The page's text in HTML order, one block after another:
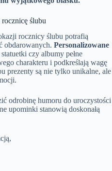
ślubu
rocznicy ślubu potrafią
obdarowanych. Personalizowane
czy albumy pełne
charakteru i podkreślają wagę
prezenty są nie tylko unikalne, ale
odrobinę humoru do uroczystości
upominki stanowią doskonałą